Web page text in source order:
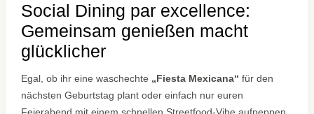
Social Dining par excellence:
Gemeinsam genießen macht
glücklicher
Egal, ob ihr eine waschechte „Fiesta Mexicana“ für den
nächsten Geburtstag plant oder einfach nur euren